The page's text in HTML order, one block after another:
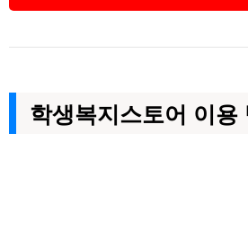
학생복지스토어 이용